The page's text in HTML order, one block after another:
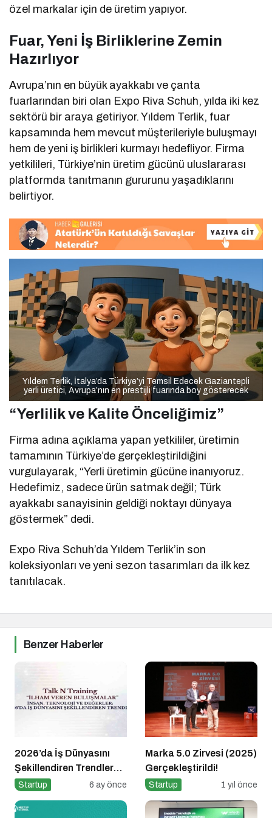
özel markalar için de üretim yapıyor.
Fuar, Yeni İş Birliklerine Zemin
Hazırlıyor
Avrupa’nın en büyük ayakkabı ve çanta
fuarlarından biri olan Expo Riva Schuh, yılda iki kez
sektörü bir araya getiriyor. Yıldem Terlik, fuar
kapsamında hem mevcut müşterileriyle buluşmayı
hem de yeni iş birlikleri kurmayı hedefliyor. Firma
yetkilileri, Türkiye’nin üretim gücünü uluslararası
platformda tanıtmanın gururunu yaşadıklarını
belirtiyor.
Yıldem Terlik, İtalya’da Türkiye’yi Temsil Edecek Gaziantepli
yerli üretici, Avrupa’nın en prestijli fuarında boy gösterecek
“Yerlilik ve Kalite Önceliğimiz”
Firma adına açıklama yapan yetkililer, üretimin
tamamının Türkiye’de gerçekleştirildiğini
vurgulayarak, “Yerli üretimin gücüne inanıyoruz.
Hedefimiz, sadece ürün satmak değil; Türk
ayakkabı sanayisinin geldiği noktayı dünyaya
göstermek” dedi.
Expo Riva Schuh’da Yıldem Terlik’in son
koleksiyonları ve yeni sezon tasarımları da ilk kez
tanıtılacak.
Benzer Haberler
2026’da İş Dünyasını
Şekillendiren Trendler
Talk N Training “İlham
Serisinde!
Startup 6 ay önce
Marka 5.0 Zirvesi (2025)
Gerçekleştirildi!
Startup 1 yıl önce